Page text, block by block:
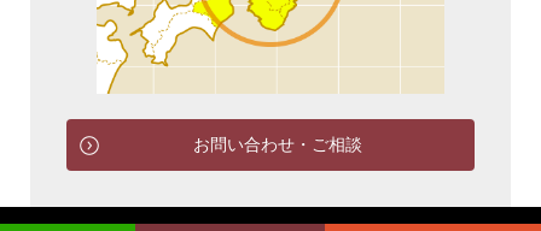
お問い合わせ・ご相談